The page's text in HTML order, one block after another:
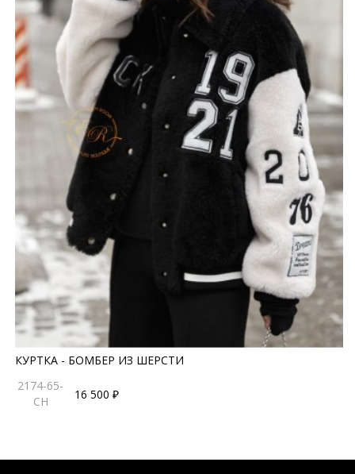
КУРТКА - БОМБЕР ИЗ ШЕРСТИ
2174-65-
CH
16 500 ₽